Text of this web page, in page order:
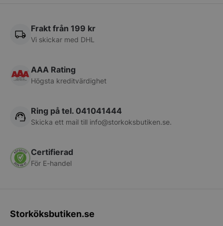
Frakt från 199 kr
Vi skickar med DHL
AAA Rating
Högsta kreditvärdighet
Ring på tel. 041041444
Skicka ett mail till info@storkoksbutiken.se.
Certifierad
För E-handel
Storköksbutiken.se
pys_session_limit
Privacy Policy